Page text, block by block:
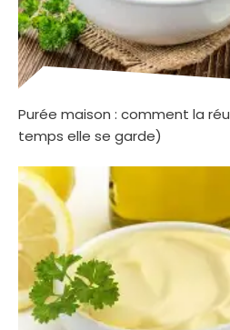
Purée maison : comment la
temps elle se garde)